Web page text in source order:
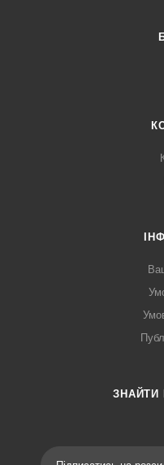
ЗНАЙТИ